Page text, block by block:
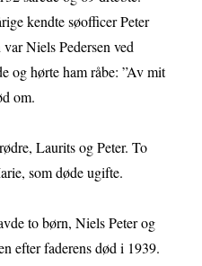
kendte søofficer Peter
Niels Pedersen ved
og hørte ham råbe: ”Av mit
om.
Laurits og Peter. To
som døde ugifte.
to børn, Niels Peter og
efter faderens død i 1939.